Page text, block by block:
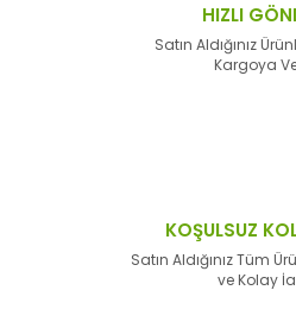
HIZLI
Satın Aldığınız
Kargoya
KOŞULSUZ
Satın Aldığınız Tüm
ve Kolay